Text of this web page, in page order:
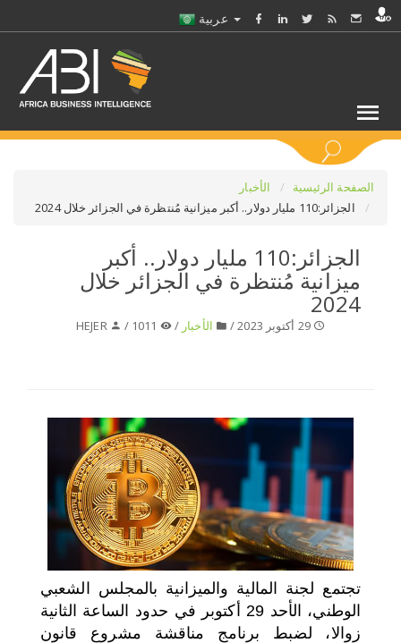
اختر قطاع / القطاعات
اختر بلدا/بلدان
الصفحة الرئيسية
الأخبار
الجزائر:110 مليار دولار.. أكبر ميزانية مُنتظرة في الجزائر خلال 2024
الجزائر:110 مليار دولار.. أكبر
ميزانية مُنتظرة في الجزائر خلال
2024
29 أكتوبر 2023 / الأخبار /
HEJER
تجتمع لجنة المالية والميزانية بالمجلس الشعبي
الوطني، الأحد 29 أكتوبر في حدود الساعة الثانية
زوالا، لضبط برنامج مناقشة مشروع قانون